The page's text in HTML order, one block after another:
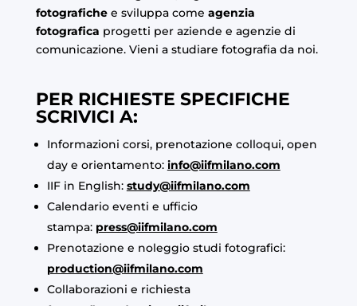
fotografichee sviluppa come agenzia
fotografica progetti per aziende e agenzie di
comunicazione. Vieni a studiare fotografia da noi.
PER RICHIESTE SPECIFICHE
SCRIVICI A:
Informazioni corsi, prenotazione colloqui, open
day e orientamento: info@iifmilano.com
IIF in English: study@iifmilano.com
Calendario eventi e ufficio
stampa: press@iifmilano.com
Prenotazione e noleggio studi fotografici:
production@iifmilano.com
Collaborazioni e richiesta